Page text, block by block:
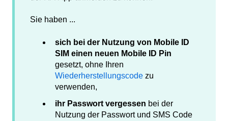
Sie haben ...
sich bei der Nutzung von Mobile ID
SIM einen neuen Mobile ID Pin
gesetzt, ohne Ihren
Wiederherstellungscode zu
verwenden,
ihr Passwort vergessen bei der
Nutzung der Passwort und SMS Code